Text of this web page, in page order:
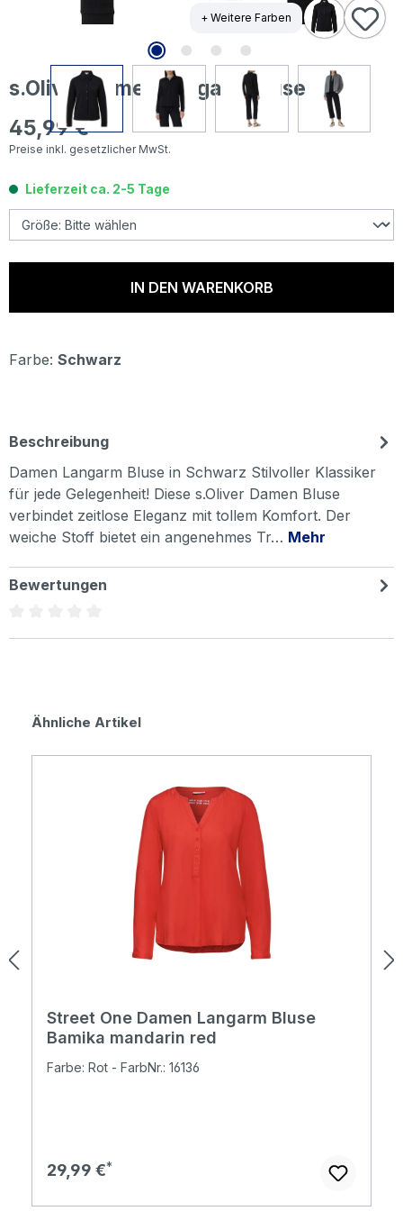
+ Weitere Farben
s.Oliver Damen Langarm Bluse black
Regulärer Preis:
45,99 €
Preise inkl. gesetzlicher MwSt.
Lieferzeit ca. 2-5 Tage
IN DEN WARENKORB
Farbe: Schwarz
Beschreibung
Damen Langarm Bluse in Schwarz Stilvoller Klassiker
für jede Gelegenheit! Diese s.Oliver Damen Bluse
verbindet zeitlose Eleganz mit tollem Komfort. Der
weiche Stoff bietet ein angenehmes Tr… Mehr
Bewertungen
Produktgalerie überspringen
Ähnliche Artikel
Street One Damen Langarm Bluse
Bamika mandarin red
Farbe: Rot - FarbNr.: 16136
Regulärer Preis:
29,99 €